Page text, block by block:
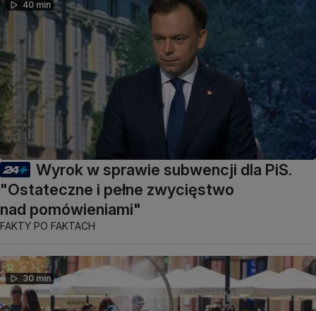
40 min
Wyrok w sprawie subwencji dla PiS.
"Ostateczne i pełne zwycięstwo
nad pomówieniami"
FAKTY PO FAKTACH
30 min